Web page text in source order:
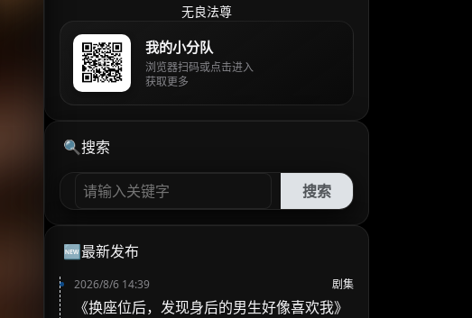
无良法尊
我的小分队
浏览器扫码或点击进入
获取更多
🔍搜索
搜索
🆕最新发布
2026/8/6 14:39 剧集
《换座位后，发现身后的男生好像喜欢我》